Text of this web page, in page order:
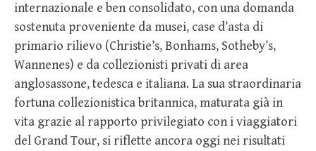
internazionale e ben consolidato, con una domanda
sostenuta proveniente da musei, case d’asta di
primario rilievo (Christie’s, Bonhams, Sotheby’s,
Wannenes) e da collezionisti privati di area
anglosassone, tedesca e italiana. La sua straordinaria
fortuna collezionistica britannica, maturata già in
vita grazie al rapporto privilegiato con i viaggiatori
del Grand Tour, si riflette ancora oggi nei risultati